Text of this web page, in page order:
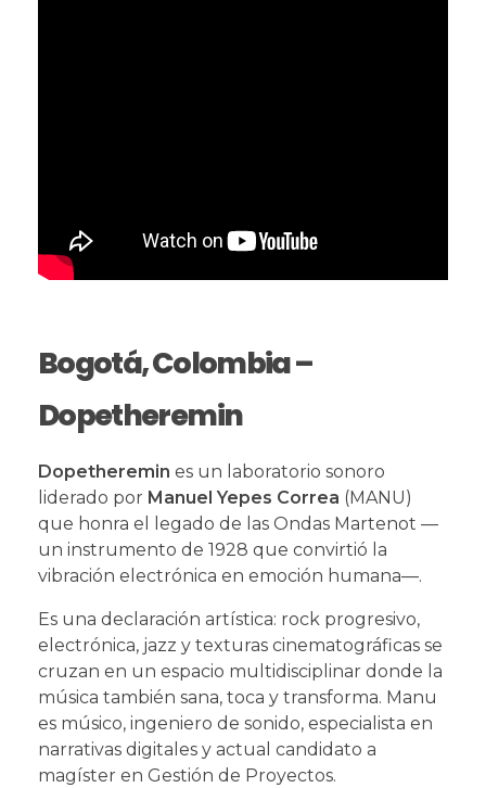
Bogotá, Colombia –
Dopetheremin
Dopetheremin es un laboratorio sonoro
liderado por Manuel Yepes Correa (MANU)
que honra el legado de las Ondas Martenot —
un instrumento de 1928 que convirtió la
vibración electrónica en emoción humana—.
Es una declaración artística: rock progresivo,
electrónica, jazz y texturas cinematográficas se
cruzan en un espacio multidisciplinar donde la
música también sana, toca y transforma. Manu
es músico, ingeniero de sonido, especialista en
narrativas digitales y actual candidato a
magíster en Gestión de Proyectos.